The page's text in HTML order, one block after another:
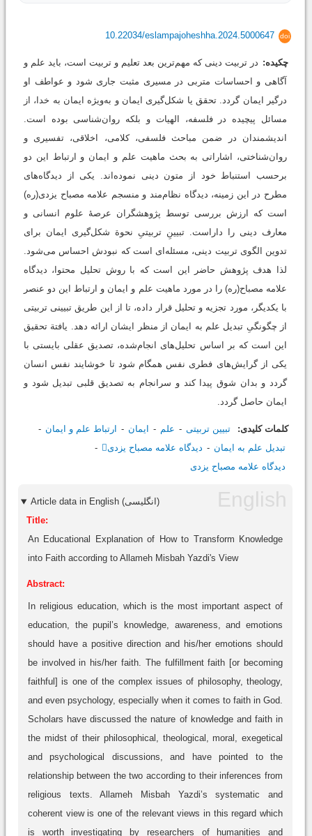
doi
10.22034/eslampajoheshha.2024.5000647
چکیده: در تربیت دینی که مهم‌ترین بعد تعلیم و تربیت است، باید علم و
آگاهی و احساسات متربی در مسیری مثبت جاری شود و عواطف او
درگیر ایمان گردد. تحقق یا شکل‌گیری ایمان و به‌ویژه ایمان به خدا، از
مسائل پیچیده در فلسفه، الهیات و بلکه روان‌شناسی بوده است.
اندیشمندان در ضمن مباحث فلسفی، کلامی، اخلاقی، تفسیری و
روان‌شناختی، اشاراتی به بحث ماهیت علم و ایمان و ارتباط این دو
برحسب استنباط خود از متون دینی نموده‌اند. یکی از دیدگاه‌های
مطرح در این زمینه، دیدگاه نظام‌مند‌ و منسجم علامه مصباح یزدی(ره)
است که ارزش بررسی توسط پژوهشگران عرصۀ علوم انسانی و
معارف دینی را داراست. تبیینِ تربیتیِ نحوة شکل‌گیری ایمان برای
تدوین الگوی تربیت دینی، مسئله‌ای است که نبودش احساس می‌شود.
لذا هدف پژوهش حاضر این است که با روش تحلیل محتوا، دیدگاه
علامه مصباح(ره) را در مورد ماهیت علم و ایمان و ارتباط این دو عنصر
با یکدیگر، مورد تجزیه و تحلیل قرار داده، تا از این طریق تبیینی تربیتی
از چگونگیِ تبدیل علم به ایمان از منظر ایشان ارائه دهد. یافتة تحقیق
این است که بر اساس تحلیل‌های انجام‌شده، تصدیق عقلی بایستی با
یکی از گرایش‌های فطری نفس همگام شود تا خوشایند نفس انسان
گردد و بدان شوق پیدا کند و سرانجام به تصدیق قلبی تبدیل شود و
ایمان حاصل گردد.
کلمات کلیدی: تبیین تربیتی علم ایمان
ارتباط علم و ایمان
تبدیل علم به ایمان
دیدگاه علامه مصباح یزدی
دیدگاه علامه مصباح یزدی
Article data in English (انگلیسی)
Title:
An Educational Explanation of How to Transform Knowledge
into Faith according to Allameh Misbah Yazdi's View
Abstract:
In religious education, which is the most important aspect of
education, the pupil’s knowledge, awareness, and emotions
should have a positive direction and his/her emotions should
be involved in his/her faith. The fulfillment faith [or becoming
faithful] is one of the complex issues of philosophy, theology,
and even psychology, especially when it comes to faith in God.
Scholars have discussed the nature of knowledge and faith in
the midst of their philosophical, theological, moral, exegetical
and psychological discussions, and have pointed to the
relationship between the two according to their inferences from
religious texts. Allameh Misbah Yazdi’s systematic and
coherent view is one of the relevant views in this regard which
is worth investigating by researchers of humanities and